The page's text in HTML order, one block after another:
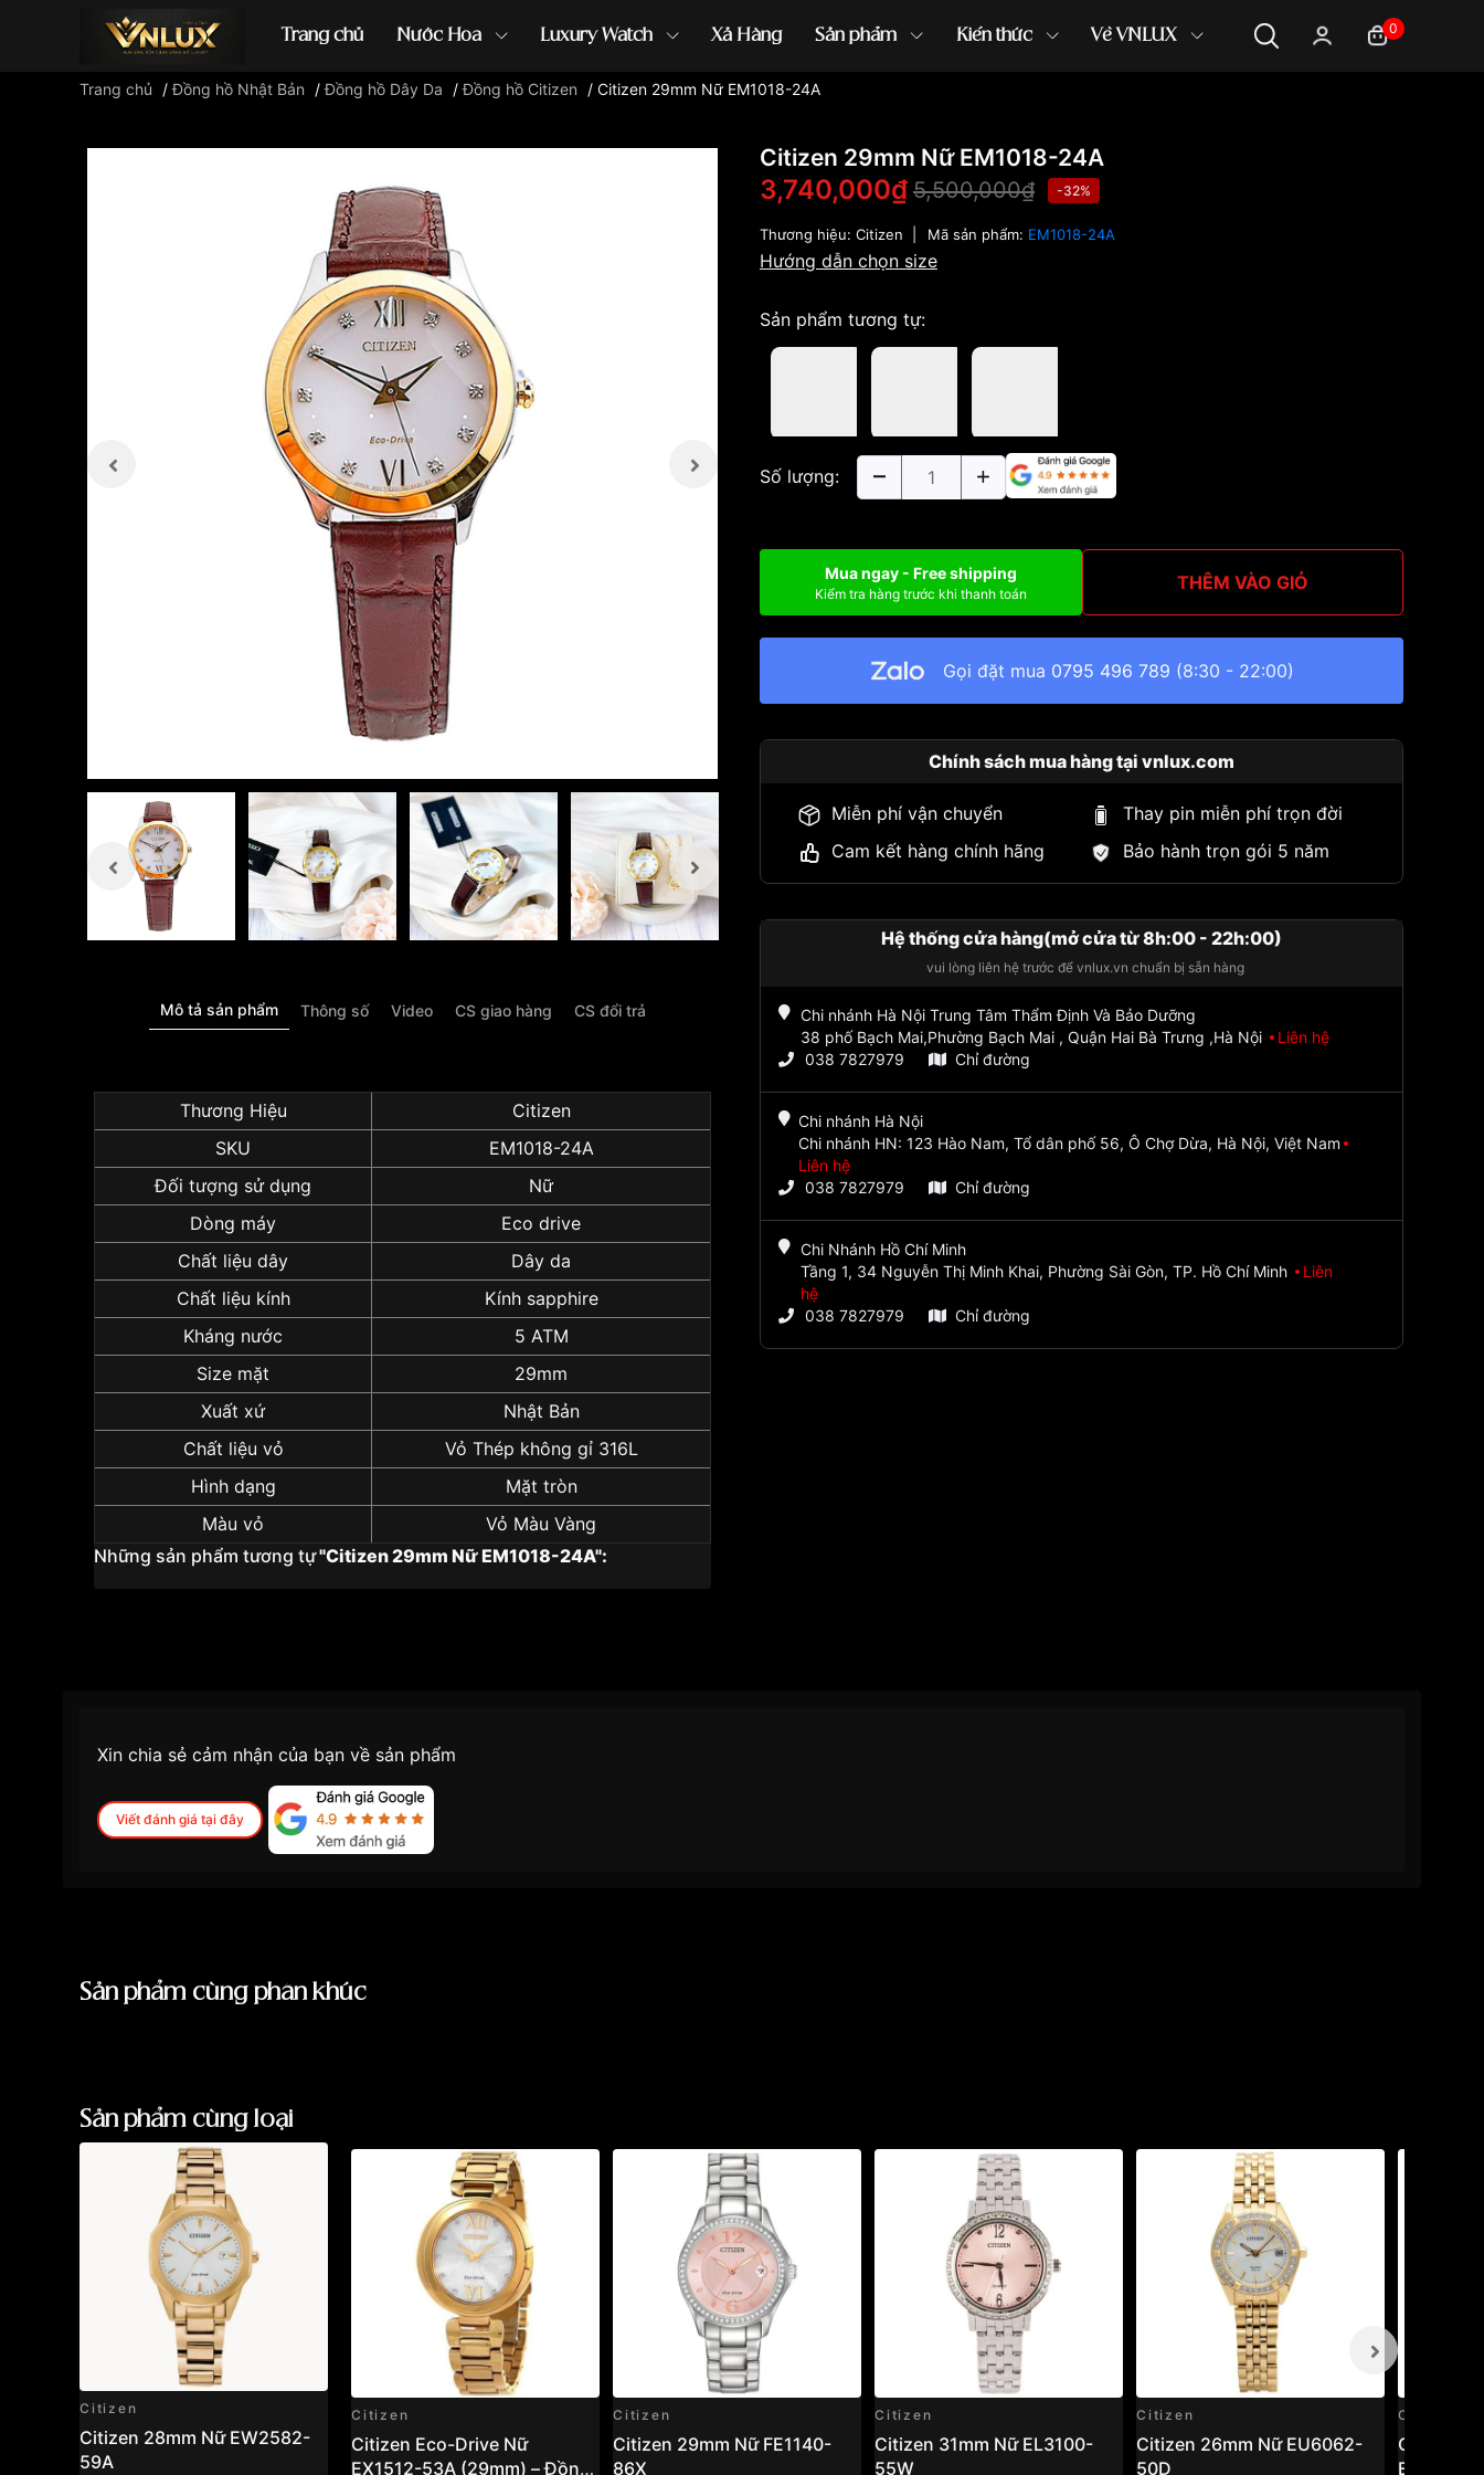
Trang chủ Nước Hoa Luxury Watch Xả Hàng Sản phẩm Kiến thức Về VNLUX 0
Đồng hồ casio đồng hồ G-Shock đồng hồ Orient ...
Trang chủ /Đồng hồ Nhật Bản /Đồng hồ Dây Da /Đồng hồ Citizen / Citizen 29mm Nữ EM1018-24A
Mô tả sản phẩm Thông số Video CS giao hàng CS đổi trả
Thương Hiệu
Citizen
SKU
EM1018-24A
Đối tượng sử dụng
Nữ
Dòng máy
Eco drive
Chất liệu dây
Dây da
Chất liệu kính
Kính sapphire
Kháng nước
5 ATM
Size mặt
29mm
Xuất xứ
Nhật Bản
Chất liệu vỏ
Vỏ Thép không gỉ 316L
Hình dạng
Mặt tròn
Màu vỏ
Vỏ Màu Vàng
Những sản phẩm tương tự"Citizen 29mm Nữ EM1018-24A":
Citizen 29mm Nữ EM1018-24A
3,740,000₫ 5,500,000₫ -32%
Thương hiệu: Citizen Mã sản phẩm: EM1018-24A
Hướng dẫn chọn size
Sản phẩm tương tự:
Số lượng:
Mua ngay - Free shipping
Kiểm tra hàng trước khi thanh toán THÊM VÀO GIỎ
Gọi đặt mua 0795 496 789 (8:30 - 22:00)
Chính sách mua hàng tại vnlux.com
Miễn phí vận chuyển
Thay pin miễn phí trọn đời
Cam kết hàng chính hãng
Bảo hành trọn gói 5 năm
Hệ thống cửa hàng(mở cửa từ 8h:00 - 22h:00)
vui lòng liên hệ trước để vnlux.vn chuẩn bị sẵn hàng
Chi nhánh Hà Nội Trung Tâm Thẩm Định Và Bảo Dưỡng
38 phố Bạch Mai,Phường Bạch Mai , Quận Hai Bà Trưng ,Hà Nội
Liên hệ
038 7827979
Chỉ đường
Chi nhánh Hà Nội
Chi nhánh HN: 123 Hào Nam, Tổ dân phố 56, Ô Chợ Dừa, Hà Nội, Việt Nam
Liên hệ
038 7827979
Chỉ đường
Chi Nhánh Hồ Chí Minh
Tầng 1, 34 Nguyễn Thị Minh Khai, Phường Sài Gòn, TP. Hồ Chí Minh
Liên
hệ
038 7827979
Chỉ đường
Xin chia sẻ cảm nhận của bạn về sản phẩm
Viết đánh giá tại đây
Sản phẩm cùng phân khúc
Sản phẩm cùng loại
Citizen
Citizen 28mm Nữ EW2582-
59A
Citizen
Citizen Eco-Drive Nữ
EX1512-53A (29mm) – Đồng
Citizen
Citizen 29mm Nữ FE1140-
86X
Citizen
Citizen 31mm Nữ EL3100-
55W
Citizen
Citizen 26mm Nữ EU6062-
50D
Citizen
Citizen
EM0380-